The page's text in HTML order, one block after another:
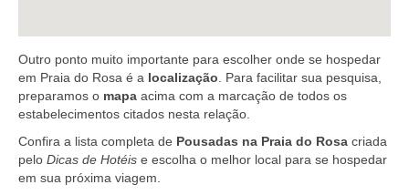
Outro ponto muito importante para escolher onde se hospedar
em Praia do Rosa é a localização. Para facilitar sua pesquisa,
preparamos o mapa acima com a marcação de todos os
estabelecimentos citados nesta relação.
Confira a lista completa de Pousadas na Praia do Rosa criada
pelo Dicas de Hotéis e escolha o melhor local para se hospedar
em sua próxima viagem.